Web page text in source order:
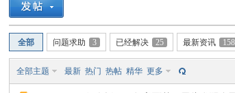
» ›
全部 问题求助 3 已经解决 25 最新资讯
全部主题 最新 热门 热帖 精华 更多